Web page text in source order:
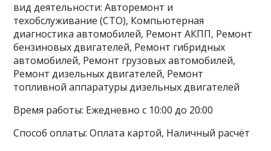
вид деятельности: Авторемонт и
техобслуживание (СТО), Компьютерная
диагностика автомобилей, Ремонт АКПП, Ремонт
бензиновых двигателей, Ремонт гибридных
автомобилей, Ремонт грузовых автомобилей,
Ремонт дизельных двигателей, Ремонт
топливной аппаратуры дизельных двигателей
Время работы: Ежедневно с 10:00 до 20:00
Способ оплаты: Оплата картой, Наличный расчёт